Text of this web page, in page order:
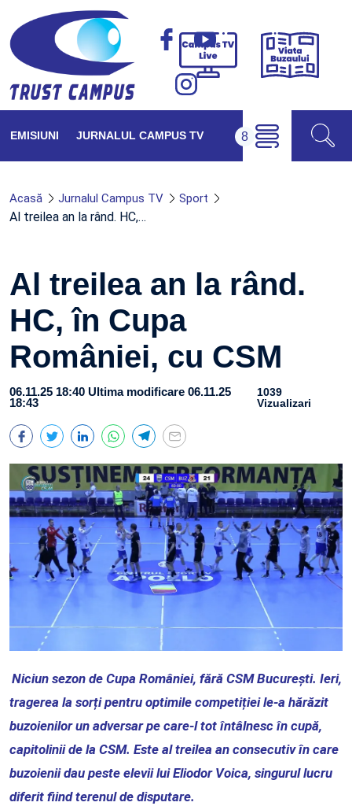
Campus
Viața
EMISIUNI JURNALUL CAMPUS TV
Acasă Jurnalul Campus TV Sport
Al treilea an la rând. HC,…
Al treilea an la rând.
HC, în Cupa
României, cu CSM
06.11.25 18:40 Ultima modificare 06.11.25
18:43
1039
Vizualizari
Niciun sezon de Cupa României, fără CSM București. Ieri,
tragerea la sorți pentru optimile competiției le-a hărăzit
buzoienilor un adversar pe care-l tot întâlnesc în cupă,
capitolinii de la CSM. Este al treilea an consecutiv în care
buzoienii dau peste elevii lui Eliodor Voica, singurul lucru
diferit fiind terenul de disputare.